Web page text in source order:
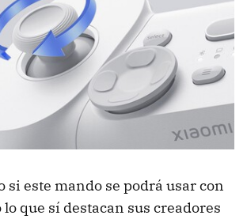
si este mando se podrá usar con
que sí destacan sus creadores